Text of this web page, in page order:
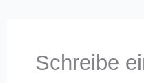
Schreibe